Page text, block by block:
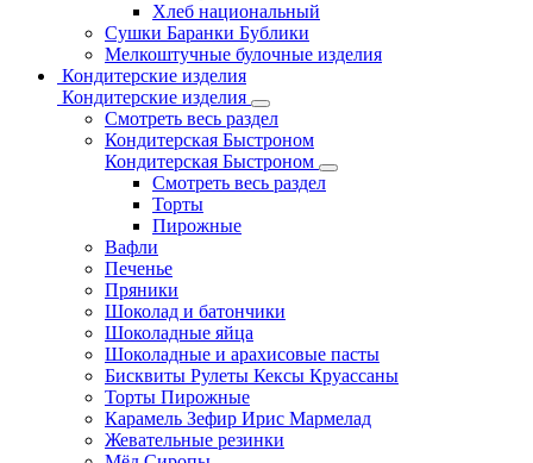
Хлеб национальный
Сушки Баранки Бублики
Мелкоштучные булочные изделия
Кондитерские изделия
Кондитерские изделия
Смотреть весь раздел
Кондитерская Быстроном
Кондитерская Быстроном
Смотреть весь раздел
Торты
Пирожные
Вафли
Печенье
Пряники
Шоколад и батончики
Шоколадные яйца
Шоколадные и арахисовые пасты
Бисквиты Рулеты Кексы Круассаны
Торты Пирожные
Карамель Зефир Ирис Мармелад
Жевательные резинки